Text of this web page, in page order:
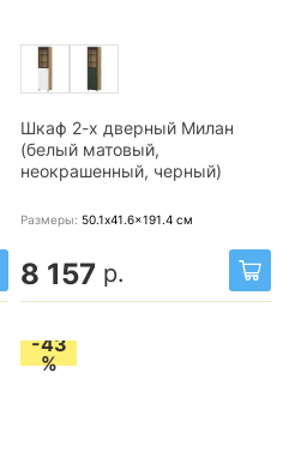
Шкаф 2-х дверный Милан
(белый матовый,
неокрашенный, черный)
Размеры: 50.1x41.6x191.4 см
8 157 р.
-43
%